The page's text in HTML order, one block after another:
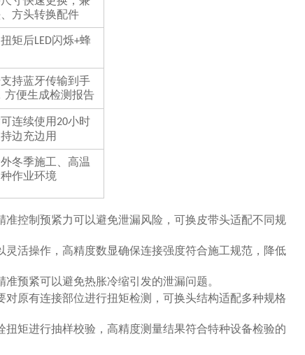
方头转换配件
矩后LED闪烁+蜂
持蓝牙传输到手
方便生成检测报告
连续使用20小时
边充边用
冬季施工、高温
作业环境
控制预紧力可以避免泄漏风险，可换皮带头适配不同规
活操作，高精度数显确保连接强度符合施工规范，降低
预紧可以避免热胀冷缩引发的泄漏问题。
原有连接部位进行扭矩检测，可换头结构适配多种规格
矩进行抽样校验，高精度测量结果符合特种设备检验的